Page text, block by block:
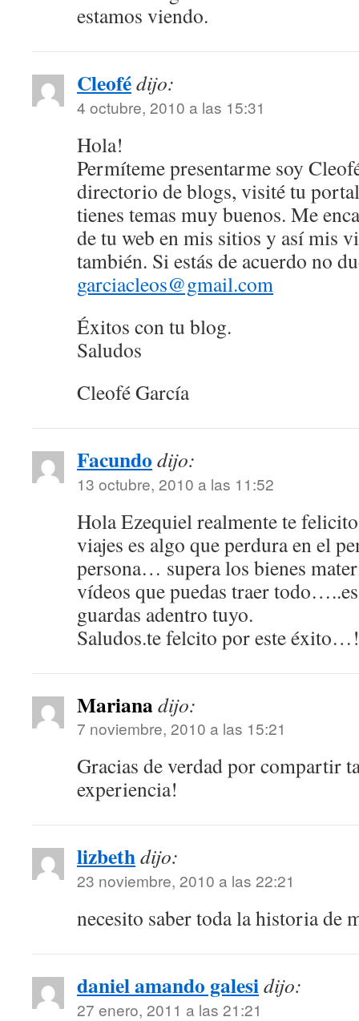
estamos viendo.
Cleofédijo:
4 octubre, 2010 a las 15:31
Hola!
Permíteme presentarme soy
directorio de blogs, visité tu
tienes temas muy buenos. Me
de tu web en mis sitios y así mis
también. Si estás de acuerdo no
garciacleos@gmail.com
Éxitos con tu blog.
Saludos
Cleofé García
Facundo dijo:
13 octubre, 2010 a las 11:52
Hola Ezequiel realmente te
viajes es algo que perdura en el
persona… supera los bienes
vídeos que puedas traer
guardas adentro tuyo.
Saludos.te felcito por este
Marianadijo:
7 noviembre, 2010 a las 15:21
Gracias de verdad por compartir
experiencia!
lizbethdijo:
23 noviembre, 2010 a las 22:21
necesito saber toda la historia de
daniel amando galesidijo:
27 enero, 2011 a las 21:21